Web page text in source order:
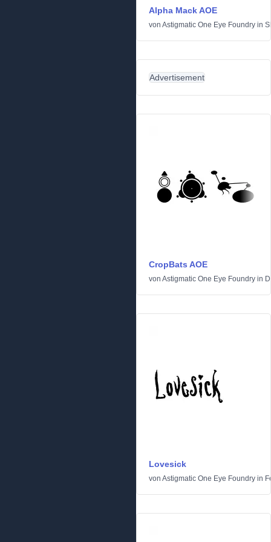
Alpha Mack AOE
von Astigmatic One Eye Foundry in
Advertisement
CropBats AOE
von Astigmatic One Eye Foundry in
Lovesick
von Astigmatic One Eye Foundry in